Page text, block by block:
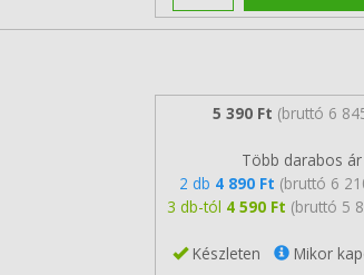
5 390 Ft (bruttó 6
Több darabos ár
2 db 4 890 Ft (bruttó 6
3 db-tól 4 590 Ft (bruttó 5
Készleten Mikor